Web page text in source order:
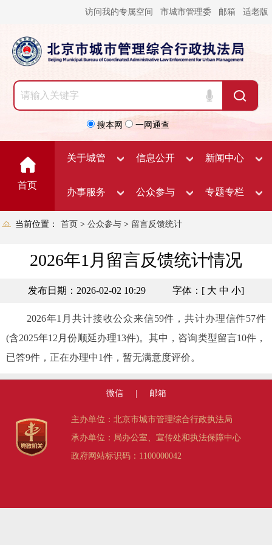
访问我的专属空间 市城市管理委 邮箱 适老版
搜本网 一网通查
首页
关于城管 信息公开 新闻中心
办事服务 公众参与 专题专栏
当前位置： 首页 > 公众参与 > 留言反馈统计
2026年1月留言反馈统计情况
发布日期：2026-02-02 10:29 字体：[ 大 中 小]
2026年1月共计接收公众来信59件，共计办理信件57件
(含2025年12月份顺延办理13件)。其中，咨询类型留言10件，
已答9件，正在办理中1件，暂无满意度评价。
微信 邮箱
主办单位：北京市城市管理综合行政执法局
承办单位：局办公室、宣传处和执法保障中心
政府网站标识码：1100000042